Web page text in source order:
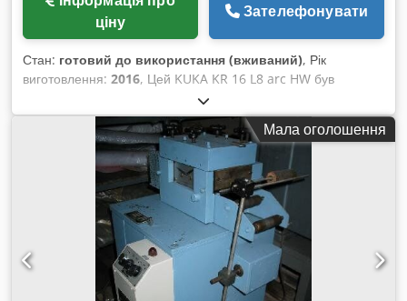
ціну
Зателефонувати
Стан: готовий до використання (вживаний), Рік
виготовлення: 2016, Цей KUKA KR 16 L8 arc HW був
виготовлений у 2016 році. Він має діапазон роботи 2015 мм
і максимальну вантажопідйомність 8 кг. Оснащений блоком
керування KR C4 і зварювальним апаратом FRONIUS TPS
400I з 2017 року. Зв'яжіться з нами для отримання
додаткової інформації. • Діапазон робота: 2015 мм Csdpfx
Ajybcfqeb Tsrf • Максимальне навантаження робота
(корисне навантаження): 8 кг • Блок управління: KR C4
Додаткове обладнання • Зварювальний апарат: FRONIUS
TPS 400i (рік випуску 2017)
Мала оголошення